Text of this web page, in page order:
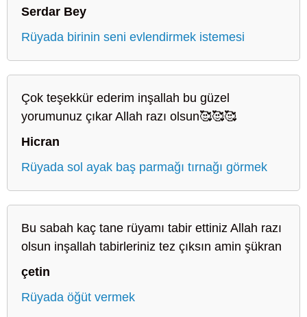
Serdar Bey
Rüyada birinin seni evlendirmek istemesi
Çok teşekkür ederim inşallah bu güzel
yorumunuz çıkar Allah razı olsun🥰🥰🥰
Hicran
Rüyada sol ayak baş parmağı tırnağı görmek
Bu sabah kaç tane rüyamı tabir ettiniz Allah razı
olsun inşallah tabirleriniz tez çıksın amin şükran
çetin
Rüyada öğüt vermek